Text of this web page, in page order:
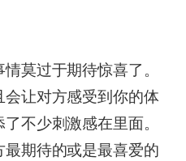
莫过于期待惊喜了。
让对方感受到你的体
不少刺激感在里面。
期待的或是最喜爱的